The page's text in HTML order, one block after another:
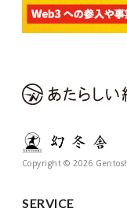
Copyright © 2026
SERVICE